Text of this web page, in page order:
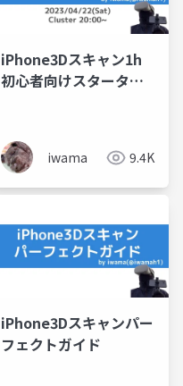
iPhone3Dスキャン1h
初心者向けスターター
iwama 9.4K
iPhone3Dスキャンパー
フェクトガイド